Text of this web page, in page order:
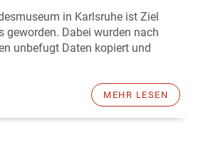
in Karlsruhe ist Ziel
geworden. Dabei wurden nach
unbefugt Daten kopiert und
MEHR LESEN